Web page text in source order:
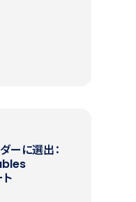
ーに選出：